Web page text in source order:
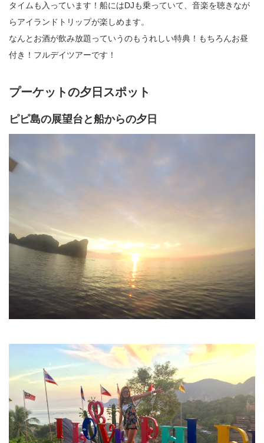
タイムも入っています！船にはDJも乗っていて、音楽を聴きなが
らアイランドトリップが楽しめます。
なんとお酒が飲み放題っていうのもうれしい特典！もちろんお昼
付き！フルデイツアーです！
プーケットの夕日スポット
ピピ島の展望台と船からの夕日